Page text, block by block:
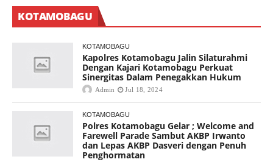
KOTAMOBAGU
KOTAMOBAGU
Kapolres Kotamobagu Jalin Silaturahmi
Dengan Kajari Kotamobagu Perkuat
Sinergitas Dalam Penegakkan Hukum
Admin Jul 18, 2024
KOTAMOBAGU
Polres Kotamobagu Gelar ; Welcome and
Farewell Parade Sambut AKBP Irwanto
dan Lepas AKBP Dasveri dengan Penuh
Penghormatan